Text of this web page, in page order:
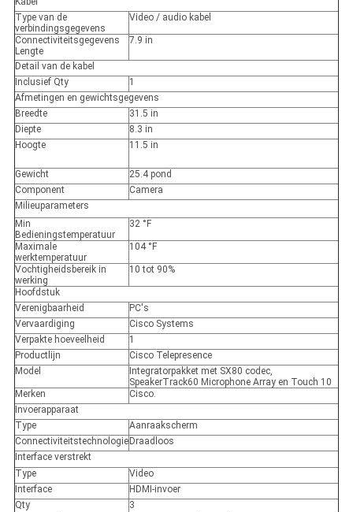
Type van de
verbindingsgegevens
Video / audio kabel
Connectiviteitsgegevens
Lengte
7.9 in
Detail van de kabel
Inclusief Qty
1
Afmetingen en gewichtsgegevens
Breedte
31.5 in
Diepte
8.3 in
Hoogte
11.5 in
Gewicht
25.4 pond
Component
Camera
Milieuparameters
Min
Bedieningstemperatuur
32 °F
Maximale
werktemperatuur
104 °F
Vochtigheidsbereik in
werking
10 tot 90%
Hoofdstuk
Verenigbaarheid
PC's
Vervaardiging
Cisco Systems
Verpakte hoeveelheid
1
Productlijn
Cisco Telepresence
Model
Integratorpakket met SX80 codec,
SpeakerTrack60 Microphone Array en Touch 10
Merken
Cisco.
Invoerapparaat
Type
Aanraakscherm
Connectiviteitstechnologie Draadloos
Interface verstrekt
Type
Video
Interface
HDMI-invoer
Qty
3